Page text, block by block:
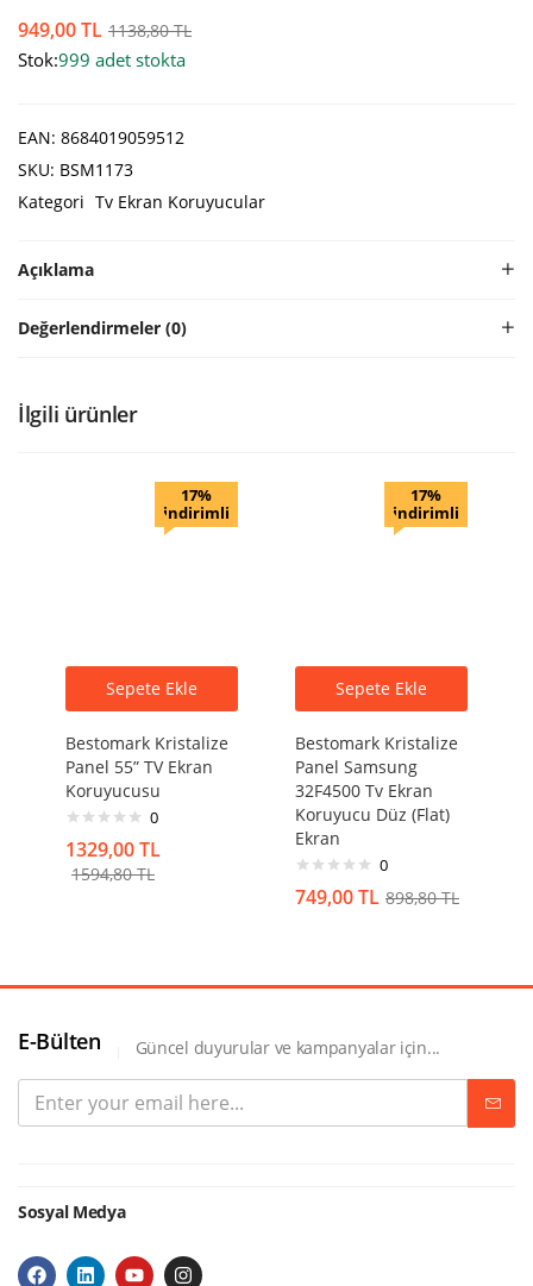
949,00TL 1138,80TL
Stok:999 adet stokta
EAN: 8684019059512
SKU: BSM1173
Kategori Tv Ekran Koruyucular
Açıklama
Değerlendirmeler (0)
İlgili ürünler
17%
indirimli
Sepete Ekle
Bestomark Kristalize
Panel 55” TV Ekran
Koruyucusu
0
1329,00TL
1594,80TL
17%
indirimli
Sepete Ekle
Bestomark Kristalize
Panel Samsung
32F4500 Tv Ekran
Koruyucu Düz (Flat)
Ekran
0
749,00TL 898,80TL
E-Bülten Güncel duyurular ve kampanyalar için...
Sosyal Medya